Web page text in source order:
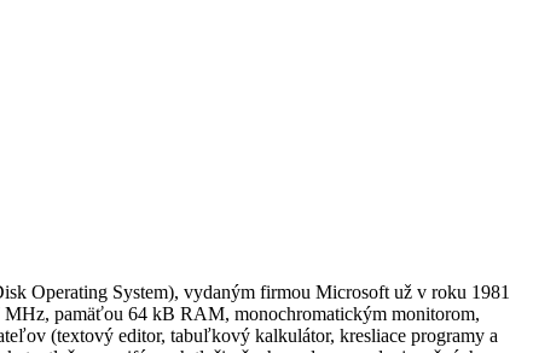
Operating System), vydaným firmou Microsoft už v roku 1981
MHz, pamäťou 64 kB RAM, monochromatickým monitorom,
(textový editor, tabuľkový kalkulátor, kresliace programy a